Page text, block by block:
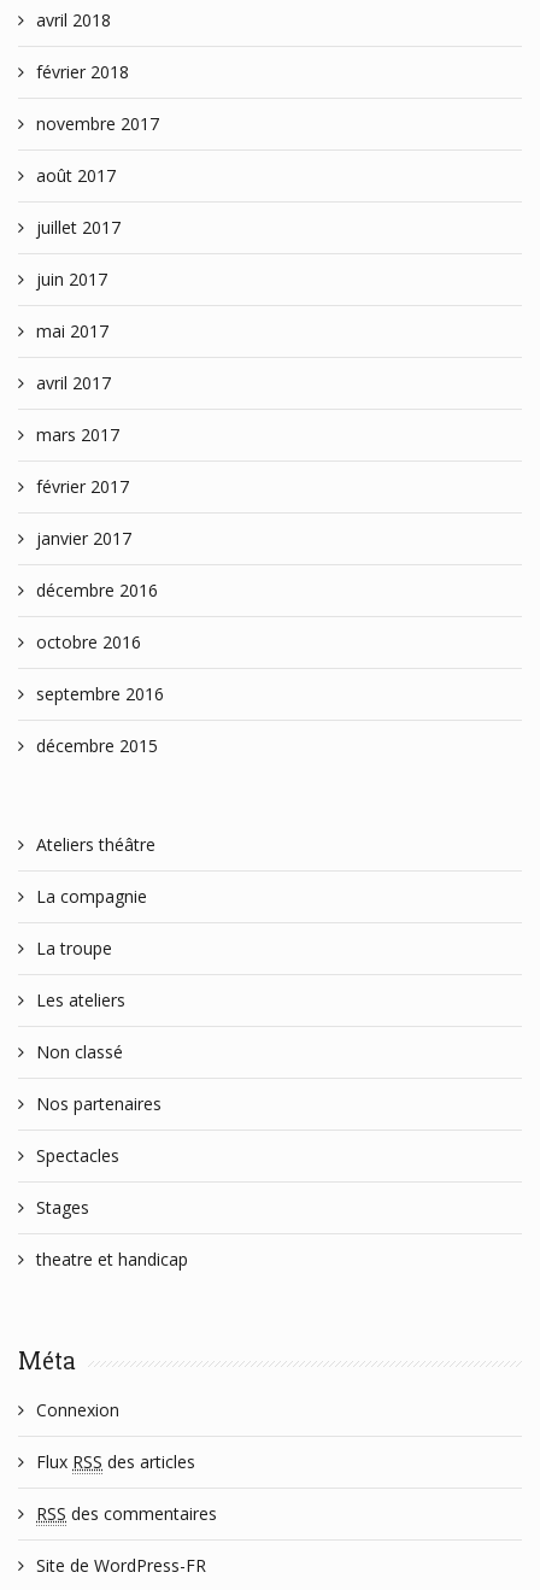
avril 2018
février 2018
novembre 2017
août 2017
juillet 2017
juin 2017
mai 2017
avril 2017
mars 2017
février 2017
janvier 2017
décembre 2016
octobre 2016
septembre 2016
décembre 2015
Ateliers théâtre
La compagnie
La troupe
Les ateliers
Non classé
Nos partenaires
Spectacles
Stages
theatre et handicap
Méta
Connexion
Flux RSS des articles
RSS des commentaires
Site de WordPress-FR